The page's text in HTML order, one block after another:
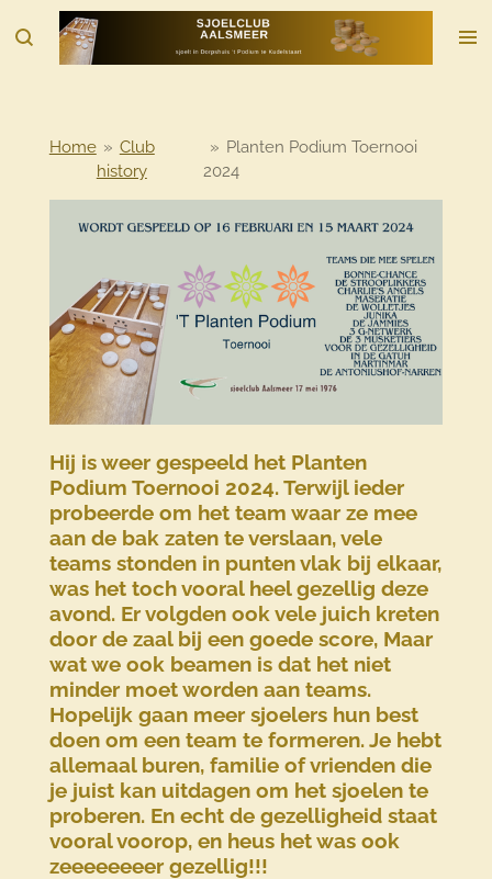
direct
Home » Club
history
» Planten Podium Toernooi
2024
Hij is weer gespeeld het Planten
Podium Toernooi 2024. Terwijl ieder
probeerde om het team waar ze mee
aan de bak zaten te verslaan, vele
teams stonden in punten vlak bij elkaar,
was het toch vooral heel gezellig deze
avond. Er volgden ook vele juich kreten
door de zaal bij een goede score, Maar
wat we ook beamen is dat het niet
minder moet worden aan teams.
Hopelijk gaan meer sjoelers hun best
doen om een team te formeren. Je hebt
allemaal buren, familie of vrienden die
je juist kan uitdagen om het sjoelen te
proberen. En echt de gezelligheid staat
vooral voorop, en heus het was ook
zeeeeeeeer gezellig!!!